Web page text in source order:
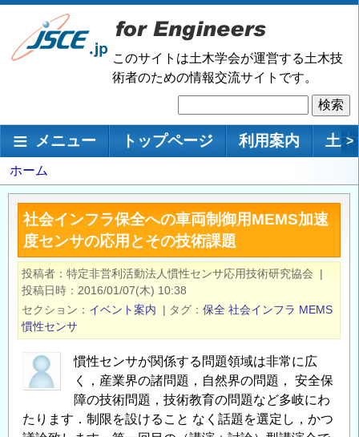
メ
ン
移
このサイトは土木学会が運営する土木技
術者のための情報交流サイトです。
索
メインナビゲーション
メニュー トップページ 利用案内 土 >
パ
ン
く
ホーム
社会インフラ保全への車両制御用MEMS加速
度センサの応用とその技術課題
投稿者 特定非営利活動法人慣性センサ応用技術研究協会
|
投稿日時
2016/01/07(木) 10:38
セクション
イベント案内 | タグ 保全 社会インフラ MEMS
慣性センサ
慣性センサが関係する問題領域は非常に広
く，産業界の諸問題，自然界の問題， 安全保
障の技術問題，技術教育の問題など多岐にわ
たります．制限を設けること なく話題を選定し，かつ